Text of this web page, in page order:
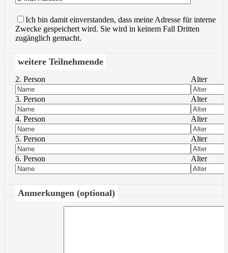
Ich bin damit einverstanden, dass meine Adresse für interne
Zwecke gespeichert wird. Sie wird in keinem Fall Dritten
zugänglich gemacht.
weitere Teilnehmende
2. Person Alter
3. Person Alter
4. Person Alter
5. Person Alter
6. Person Alter
Anmerkungen (optional)